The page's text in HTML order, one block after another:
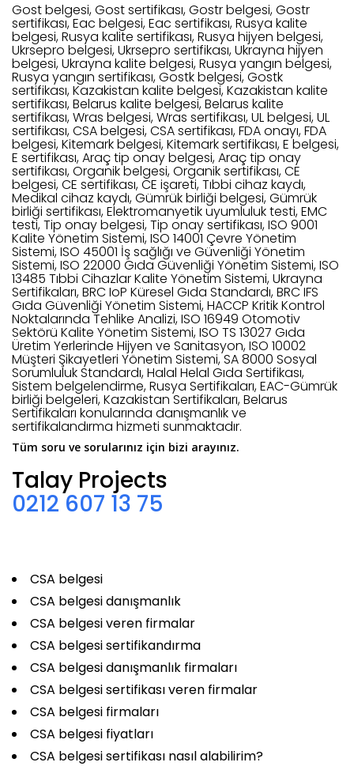
Gost belgesi, Gost sertifikası, Gostr belgesi, Gostr
sertifikası, Eac belgesi, Eac sertifikası, Rusya kalite
belgesi, Rusya kalite sertifikası, Rusya hijyen belgesi,
Ukrsepro belgesi, Ukrsepro sertifikası, Ukrayna hijyen
belgesi, Ukrayna kalite belgesi, Rusya yangın belgesi,
Rusya yangın sertifikası, Gostk belgesi, Gostk
sertifikası, Kazakistan kalite belgesi, Kazakistan kalite
sertifikası, Belarus kalite belgesi, Belarus kalite
sertifikası, Wras belgesi, Wras sertifikası, UL belgesi, UL
sertifikası, CSA belgesi, CSA sertifikası, FDA onayı, FDA
belgesi, Kitemark belgesi, Kitemark sertifikası, E belgesi,
E sertifikası, Araç tip onay belgesi, Araç tip onay
sertifikası, Organik belgesi, Organik sertifikası, CE
belgesi, CE sertifikası, CE işareti, Tıbbi cihaz kaydı,
Medikal cihaz kaydı, Gümrük birliği belgesi, Gümrük
birliği sertifikası, Elektromanyetik uyumluluk testi, EMC
testi, Tip onay belgesi, Tip onay sertifikası, ISO 9001
Kalite Yönetim Sistemi, ISO 14001 Çevre Yönetim
Sistemi, ISO 45001 İş sağlığı ve Güvenliği Yönetim
Sistemi, ISO 22000 Gıda Güvenliği Yönetim Sistemi, ISO
13485 Tıbbi Cihazlar Kalite Yönetim Sistemi, Ukrayna
Sertifikaları, BRC IoP Küresel Gıda Standardı, BRC IFS
Gıda Güvenliği Yönetim Sistemi, HACCP Kritik Kontrol
Noktalarında Tehlike Analizi, ISO 16949 Otomotiv
Sektörü Kalite Yönetim Sistemi, ISO TS 13027 Gıda
Üretim Yerlerinde Hijyen ve Sanitasyon, ISO 10002
Müşteri Şikayetleri Yönetim Sistemi, SA 8000 Sosyal
Sorumluluk Standardı, Halal Helal Gıda Sertifikası,
Sistem belgelendirme, Rusya Sertifikaları, EAC-Gümrük
birliği belgeleri, Kazakistan Sertifikaları, Belarus
Sertifikaları konularında danışmanlık ve
sertifikalandırma hizmeti sunmaktadır.
Tüm soru ve sorularınız için bizi arayınız.
Talay Projects
0212 607 13 75
CSA belgesi
CSA belgesi danışmanlık
CSA belgesi veren firmalar
CSA belgesi sertifikandırma
CSA belgesi danışmanlık firmaları
CSA belgesi sertifikası veren firmalar
CSA belgesi firmaları
CSA belgesi fiyatları
CSA belgesi sertifikası nasıl alabilirim?